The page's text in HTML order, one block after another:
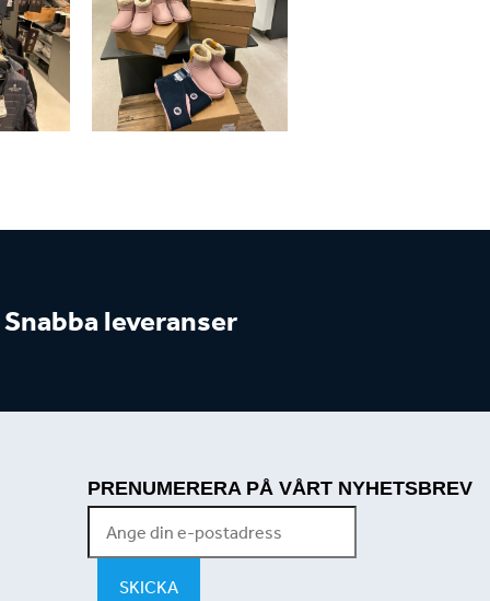
Snabba leveranser
PRENUMERERA PÅ VÅRT NYHETSBREV